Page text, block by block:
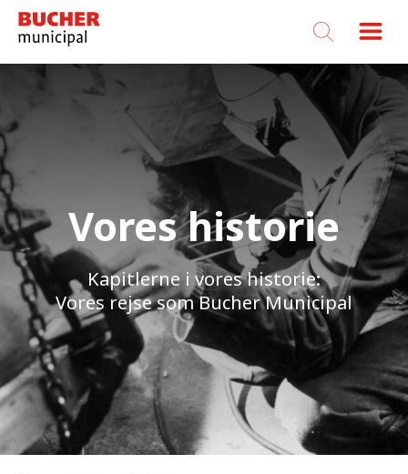
Bucher
Municipal
Vores historie
Kapitlerne i vores historie:
Vores rejse som Bucher Municipal